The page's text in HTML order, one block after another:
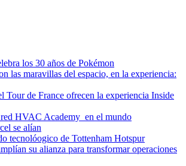
los 30 años de Pokémon
las maravillas del espacio, en la experiencia:
Tour de France ofrecen la experiencia Inside
HVAC Academy en el mundo
se alían
tecnolóogico de Tottenham Hotspur
su alianza para transformar operaciones